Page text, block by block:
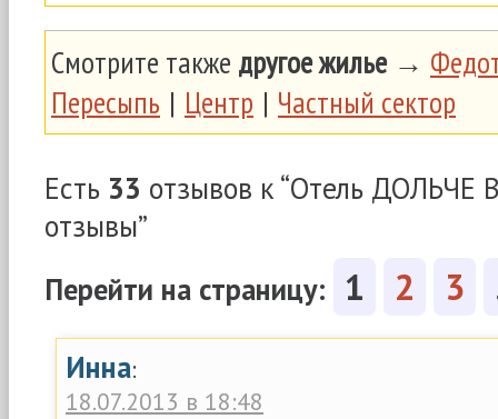
Смотрите также другое жилье→
Пересыпь | Центр | Частный сектор
Есть 33 отзывов к “Отель ДОЛЬЧЕ
отзывы”
Перейти на страницу: 1 2 3
Инна:
18.07.2013 в 18:48